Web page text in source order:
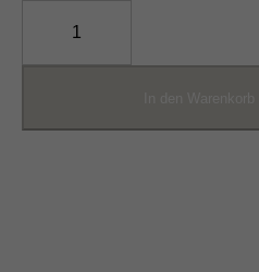
schwer
D